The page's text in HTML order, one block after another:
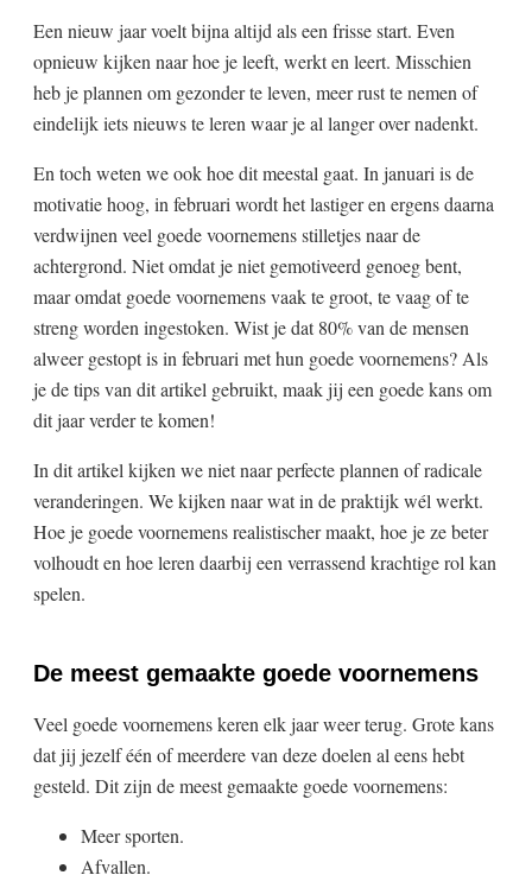
Een nieuw jaar voelt bijna altijd als een frisse start. Even
opnieuw kijken naar hoe je leeft, werkt en leert. Misschien
heb je plannen om gezonder te leven, meer rust te nemen of
eindelijk iets nieuws te leren waar je al langer over nadenkt.
En toch weten we ook hoe dit meestal gaat. In januari is de
motivatie hoog, in februari wordt het lastiger en ergens daarna
verdwijnen veel goede voornemens stilletjes naar de
achtergrond. Niet omdat je niet gemotiveerd genoeg bent,
maar omdat goede voornemens vaak te groot, te vaag of te
streng worden ingestoken. Wist je dat 80% van de mensen
alweer gestopt is in februari met hun goede voornemens? Als
je de tips van dit artikel gebruikt, maak jij een goede kans om
dit jaar verder te komen!
In dit artikel kijken we niet naar perfecte plannen of radicale
veranderingen. We kijken naar wat in de praktijk wél werkt.
Hoe je goede voornemens realistischer maakt, hoe je ze beter
volhoudt en hoe leren daarbij een verrassend krachtige rol kan
spelen.
De meest gemaakte goede voornemens
Veel goede voornemens keren elk jaar weer terug. Grote kans
dat jij jezelf één of meerdere van deze doelen al eens hebt
gesteld. Dit zijn de meest gemaakte goede voornemens:
Meer sporten.
Afvallen.